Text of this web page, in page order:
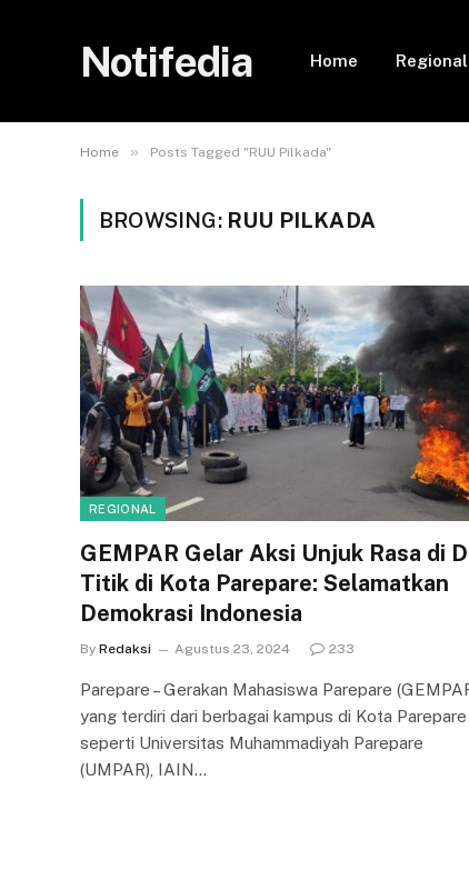
Notifedia Home Regional
Home » Posts Tagged "RUU Pilkada"
BROWSING: RUU PILKADA
REGIONAL
GEMPAR Gelar Aksi Unjuk Rasa di
Titik di Kota Parepare: Selamatkan
Demokrasi Indonesia
By Redaksi Agustus 23, 2024 233
Parepare – Gerakan Mahasiswa Parepare
yang terdiri dari berbagai kampus di Kota Parepare
seperti Universitas Muhammadiyah Parepare
(UMPAR), IAIN…